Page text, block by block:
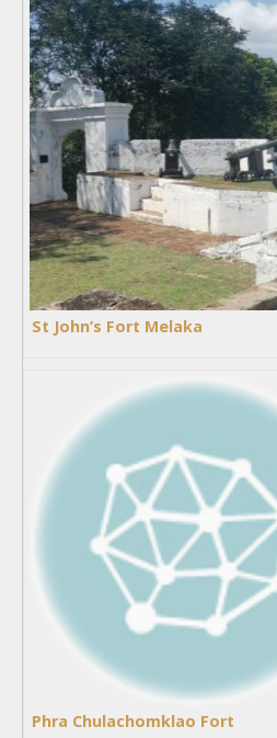
St John’s Fort Melaka
Phra Chulachomklao Fort